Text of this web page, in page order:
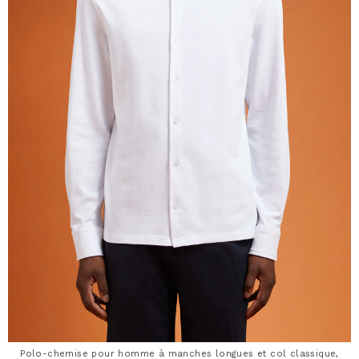
Polo-chemise pour homme à manches longues et col classique,